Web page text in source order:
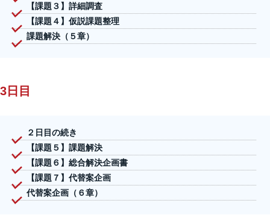
【課題３】詳細調査
【課題４】仮説課題整理
課題解決（５章）
3日目
２日目の続き
【課題５】課題解決
【課題６】総合解決企画書
【課題７】代替案企画
代替案企画（６章）